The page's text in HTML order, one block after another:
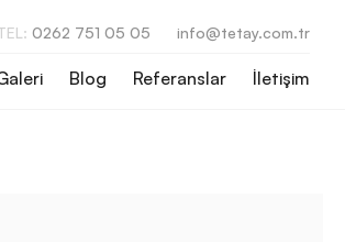
0262 751 05 05 info@tetay.com.tr
Blog Referanslar İletişim